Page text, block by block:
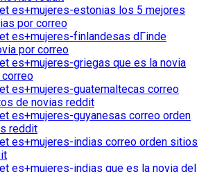
es+mujeres-estonias los 5 mejores
por correo
es+mujeres-finlandesas dГіnde
por correo
es+mujeres-griegas que es la novia
es+mujeres-guatemaltecas correo
de novias reddit
es+mujeres-guyanesas correo orden
reddit
es+mujeres-indias correo orden sitios
es+mujeres-indias que es la novia del